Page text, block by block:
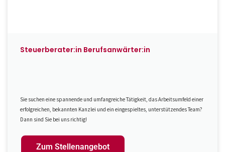
Steuerberater:in Berufsanwärter:in
Sie suchen eine spannende und umfangreiche Tätigkeit, das Arbeitsumfeld einer
erfolgreichen, bekannten Kanzlei und ein eingespieltes, unterstützendes Team?
Dann sind Sie bei uns richtig!
Zum Stellenangebot